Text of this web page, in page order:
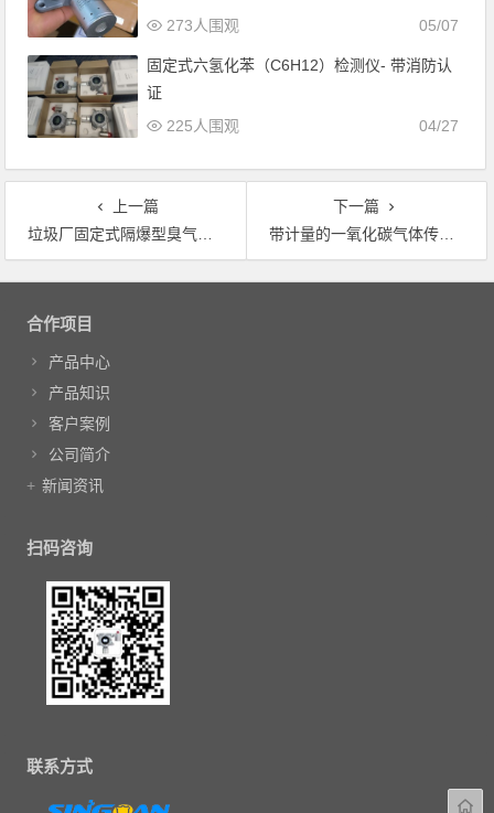
05/07
273人围观
固定式六氢化苯（C6H12）检测仪- 带消防认
证
04/27
225人围观
上一篇
垃圾厂固定式隔爆型臭气气体报警器为环保行业提供有效的监测数据
下一篇
带计量的一氧化碳气体传感器模块在煤矿中的应用
文章导航
合作项目
产品中心
产品知识
客户案例
公司简介
新闻资讯
扫码咨询
联系方式